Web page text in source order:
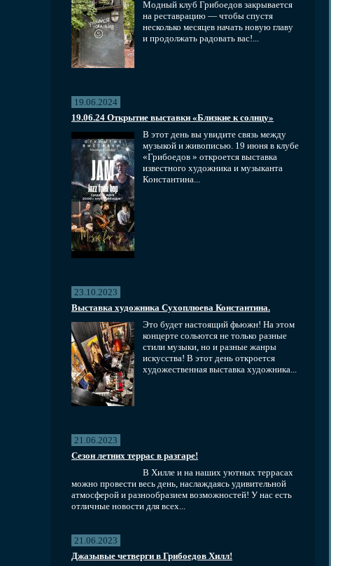
Модный клуб Грибоедов закрывается
на реставрацию — чтобы спустя
несколько месяцев начать новую главу
и продолжать радовать вас!...
19.06.2024
19.06.24 Открытие выставки «Близкие к солнцу»
В этот день вы увидите связь между
музыкой и живописью. 19 июня в клубе
«Грибоедов » откроется выставка
известного художника и музыканта
Константина...
23.10.2023
Выставка художника Сухоплюева Константина.
Это будет настоящий фьюжн! На этом
концерте сольются не только разные
стили музыки, но и разные жанры
искусства! В этот день откроется
художественная выставка художника...
21.06.2023
Сезон летних террас в разгаре!
В Хилле и на наших уютных террасах
можно провести весь день, наслаждаясь удивительной
атмосферой и разнообразием возможностей! У нас есть
отличные новости для всех...
21.06.2023
Джазывые четверги в Грибоедов Хилл!